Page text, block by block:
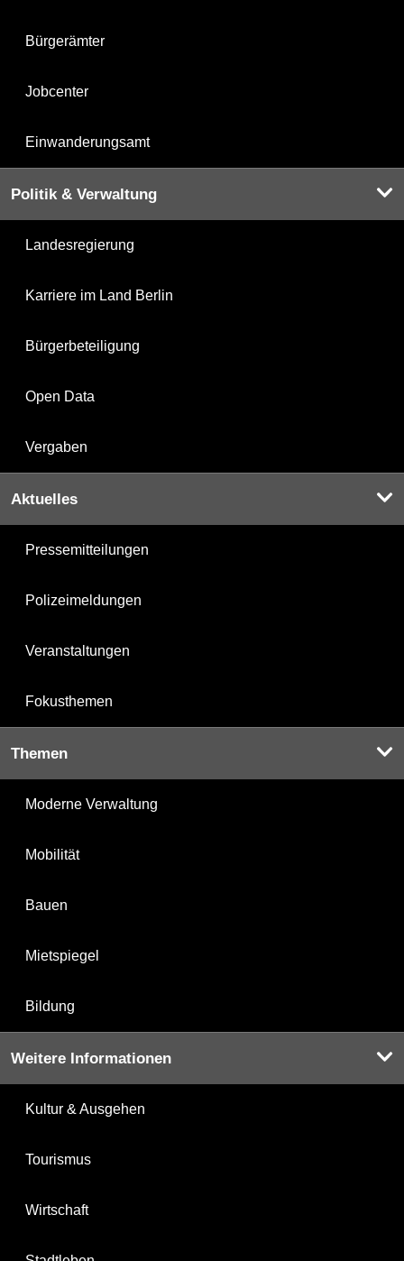
Bürgerämter
Jobcenter
Einwanderungsamt
Politik & Verwaltung
Landesregierung
Karriere im Land Berlin
Bürgerbeteiligung
Open Data
Vergaben
Aktuelles
Pressemitteilungen
Polizeimeldungen
Veranstaltungen
Fokusthemen
Themen
Moderne Verwaltung
Mobilität
Bauen
Mietspiegel
Bildung
Weitere Informationen
Kultur & Ausgehen
Tourismus
Wirtschaft